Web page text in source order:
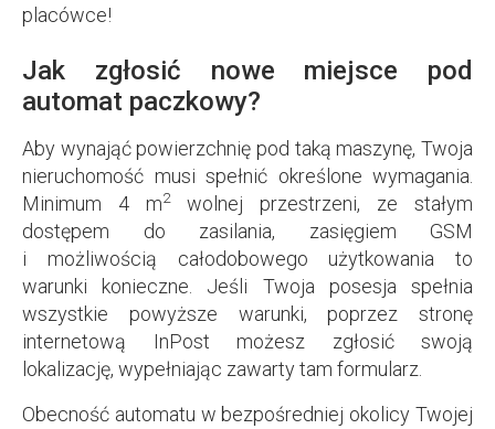
placówce!
Jak zgłosić nowe miejsce pod
automat paczkowy?
Aby wynająć powierzchnię pod taką maszynę, Twoja
nieruchomość musi spełnić określone wymagania.
Minimum 4 m2 wolnej przestrzeni, ze stałym
dostępem do zasilania, zasięgiem GSM
i możliwością całodobowego użytkowania to
warunki konieczne. Jeśli Twoja posesja spełnia
wszystkie powyższe warunki, poprzez stronę
internetową InPost możesz zgłosić swoją
lokalizację, wypełniając zawarty tam formularz.
Obecność automatu w bezpośredniej okolicy Twojej